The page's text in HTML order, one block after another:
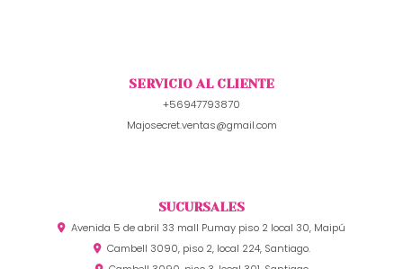
SERVICIO AL CLIENTE
+56947793870
Majosecret.ventas@gmail.com
SUCURSALES
Avenida 5 de abril 33 mall Pumay piso 2 local 30, Maipú
Cambell 3090, piso 2, local 224, Santiago.